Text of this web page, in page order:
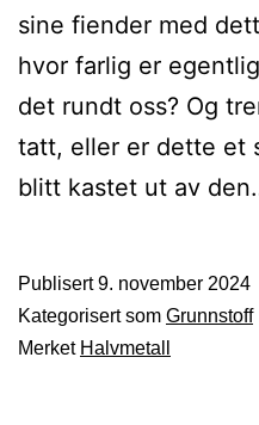
sine fiender med
hvor farlig er
det rundt oss? Og
tatt, eller er dette et
blitt kastet ut av
Publisert9. november 2024
Kategorisert som Grunnstoff
Merket Halvmetall